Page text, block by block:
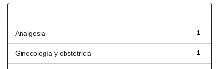
1
Analgesia
1
Ginecología y obstetricia